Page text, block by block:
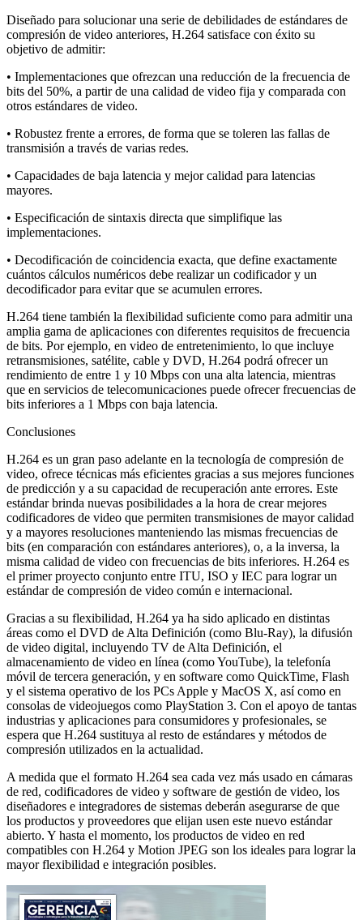
Diseñado para solucionar una serie de debilidades de estándares de
compresión de video anteriores, H.264 satisface con éxito su
objetivo de admitir:
• Implementaciones que ofrezcan una reducción de la frecuencia de
bits del 50%, a partir de una calidad de video fija y comparada con
otros estándares de video.
• Robustez frente a errores, de forma que se toleren las fallas de
transmisión a través de varias redes.
• Capacidades de baja latencia y mejor calidad para latencias
mayores.
• Especificación de sintaxis directa que simplifique las
implementaciones.
• Decodificación de coincidencia exacta, que define exactamente
cuántos cálculos numéricos debe realizar un codificador y un
decodificador para evitar que se acumulen errores.
H.264 tiene también la flexibilidad suficiente como para admitir una
amplia gama de aplicaciones con diferentes requisitos de frecuencia
de bits. Por ejemplo, en video de entretenimiento, lo que incluye
retransmisiones, satélite, cable y DVD, H.264 podrá ofrecer un
rendimiento de entre 1 y 10 Mbps con una alta latencia, mientras
que en servicios de telecomunicaciones puede ofrecer frecuencias de
bits inferiores a 1 Mbps con baja latencia.
Conclusiones
H.264 es un gran paso adelante en la tecnología de compresión de
video, ofrece técnicas más eficientes gracias a sus mejores funciones
de predicción y a su capacidad de recuperación ante errores. Este
estándar brinda nuevas posibilidades a la hora de crear mejores
codificadores de video que permiten transmisiones de mayor calidad
y a mayores resoluciones manteniendo las mismas frecuencias de
bits (en comparación con estándares anteriores), o, a la inversa, la
misma calidad de video con frecuencias de bits inferiores. H.264 es
el primer proyecto conjunto entre ITU, ISO y IEC para lograr un
estándar de compresión de video común e internacional.
Gracias a su flexibilidad, H.264 ya ha sido aplicado en distintas
áreas como el DVD de Alta Definición (como Blu-Ray), la difusión
de video digital, incluyendo TV de Alta Definición, el
almacenamiento de video en línea (como YouTube), la telefonía
móvil de tercera generación, y en software como QuickTime, Flash
y el sistema operativo de los PCs Apple y MacOS X, así como en
consolas de videojuegos como PlayStation 3. Con el apoyo de tantas
industrias y aplicaciones para consumidores y profesionales, se
espera que H.264 sustituya al resto de estándares y métodos de
compresión utilizados en la actualidad.
A medida que el formato H.264 sea cada vez más usado en cámaras
de red, codificadores de video y software de gestión de video, los
diseñadores e integradores de sistemas deberán asegurarse de que
los productos y proveedores que elijan usen este nuevo estándar
abierto. Y hasta el momento, los productos de video en red
compatibles con H.264 y Motion JPEG son los ideales para lograr la
mayor flexibilidad e integración posibles.